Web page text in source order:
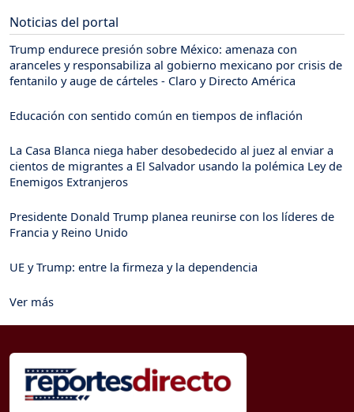
Noticias del portal
Trump endurece presión sobre México: amenaza con
aranceles y responsabiliza al gobierno mexicano por crisis de
fentanilo y auge de cárteles - Claro y Directo América
Educación con sentido común en tiempos de inflación
La Casa Blanca niega haber desobedecido al juez al enviar a
cientos de migrantes a El Salvador usando la polémica Ley de
Enemigos Extranjeros
Presidente Donald Trump planea reunirse con los líderes de
Francia y Reino Unido
UE y Trump: entre la firmeza y la dependencia
Ver más